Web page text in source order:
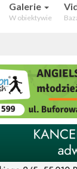
Galerie
W obiektywie